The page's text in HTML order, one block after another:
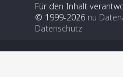
Für den Inhalt
© 1999-2026 nu
Datenschutz